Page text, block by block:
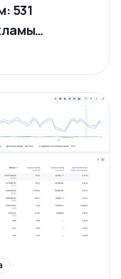
531